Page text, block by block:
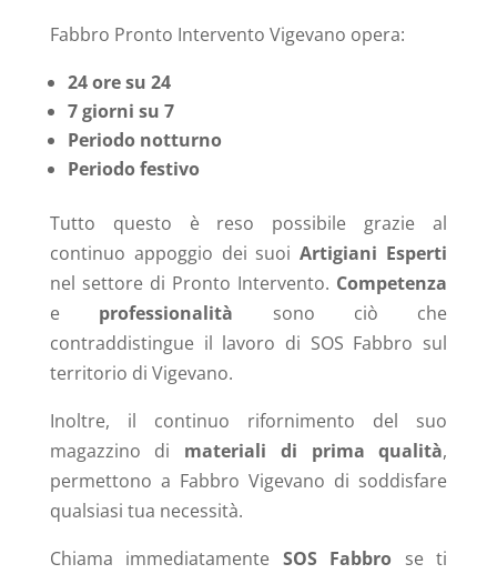
Fabbro Pronto Intervento Vigevano opera:
24 ore su 24
7 giorni su 7
Periodo notturno
Periodo festivo
Tutto questo è reso possibile grazie al
continuo appoggio dei suoiArtigiani Esperti
nel settore di Pronto Intervento. Competenza
e professionalità sono ciò che
contraddistingue il lavoro di SOS Fabbro sul
territorio di Vigevano.
Inoltre, il continuo rifornimento del suo
magazzino di materiali di prima qualità,
permettono a Fabbro Vigevano di soddisfare
qualsiasi tua necessità.
Chiama immediatamente SOS Fabbro se ti